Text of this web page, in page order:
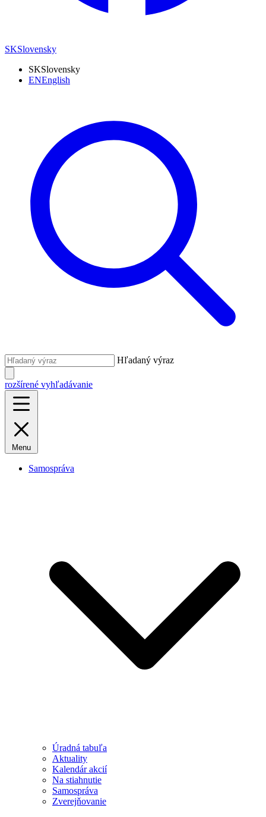
SKSlovensky
SKSlovensky
ENEnglish
Hľadaný výraz
rozšírené vyhľadávanie
Menu
Samospráva
Úradná tabuľa
Aktuality
Kalendár akcií
Na stiahnutie
Samospráva
Zverejňovanie